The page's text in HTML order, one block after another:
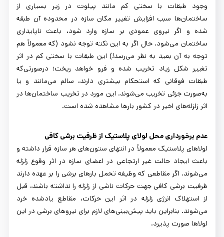
وجود طبقات با سختی کم مانند پیلوت در زیر بسیاری از
ساختمان‌ها سبب افزایش تغییر مکان سازه در محدوده آن طبقه
شده و اگر نیروی عمودی بر سازه وارد شود، باعث ناپایداری
ساختمان می‌شود. حال اگر به این نکته توجه نشود (که معمولاً هم
توجه به آن بعید به نظر می‌رسد!) این طبقات با سختی کم در اثر
تغییر شکل زیاد تخریب شده و فرو خواهد ریخت؛ درصورتی‌که
طبقات فوقانی که استحکام بیشتری دارند، سالم می‌مانند و یا
به‌صورت جزئی تخریب می‌شوند. این مورد در تخریب ساختمان‌ها در
اثر زلزله‌های اخیر در کشور بارها مشاهده شده است.
عدم برخورداری محل لولای پلاستیک از ظرفیت برشی کافی
لولاهای پلاستیک معمولاً در انتهای ستون‌های هر سازه قرار داشته و
باعث ایجاد حالت غیر ارتجاعی در اعضای سازه در اثر وقوع زلزله
می‌شوند. اگر مقاطعی که وظیفه تحمل بارهای برشی را بر عهده دارند
ظرفیت برشی کافی جهت حرکات ناشی از زلزله را نداشته باشند، قبل
از استهلاک انرژی زلزله در اثر این حرکات، مقاطع یادشده خرد
می‌شوند. بنابراین باید پیش‌بینی‌های لازم برای نیروهای برشی در این
لولاها صورت پذیرد.